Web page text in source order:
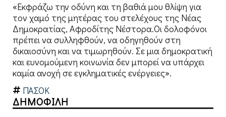
«Εκφράζω την οδύνη και τη βαθιά μου θλίψη για
τον χαμό της μητέρας του στελέχους της Νέας
Δημοκρατίας, Αφροδίτης Νέστορα.Οι δολοφόνοι
πρέπει να συλληφθούν, να οδηγηθούν στη
δικαιοσύνη και να τιμωρηθούν. Σε μια δημοκρατική
και ευνομούμενη κοινωνία δεν μπορεί να υπάρχει
καμία ανοχή σε εγκληματικές ενέργειες».
ΠΑΣΟΚ
ΔΗΜΟΦΙΛΗ